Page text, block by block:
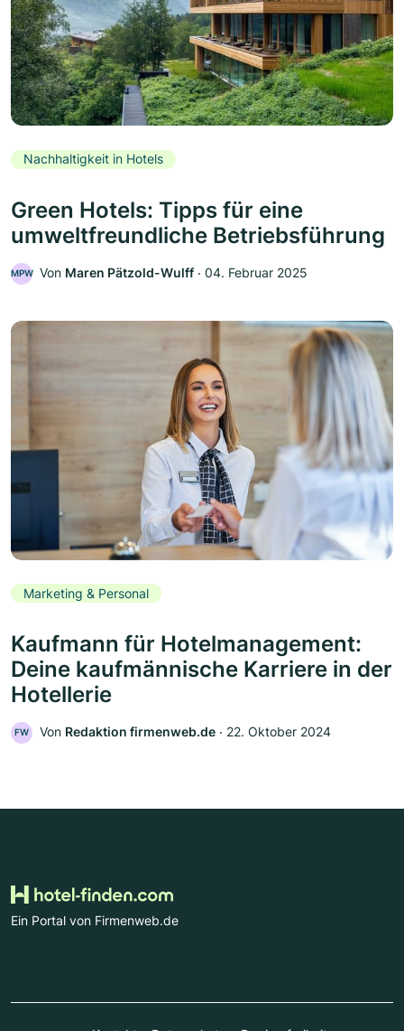
Nachhaltigkeit in Hotels
Green Hotels: Tipps für eine
umweltfreundliche Betriebsführung
MPW Von Maren Pätzold-Wulff ‧ 04. Februar 2025
Marketing & Personal
Kaufmann für Hotelmanagement:
Deine kaufmännische Karriere in der
Hotellerie
FW Von Redaktion firmenweb.de ‧ 22. Oktober 2024
Ein Portal von Firmenweb.de